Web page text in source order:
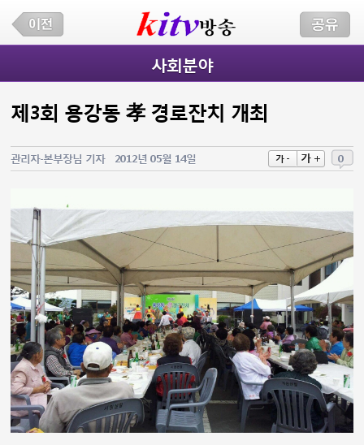
사회분야
제3회 용강동 孝 경로잔치 개최
관리자-본부장님 기자 2012년 05월 14일 0
가 - 가 +